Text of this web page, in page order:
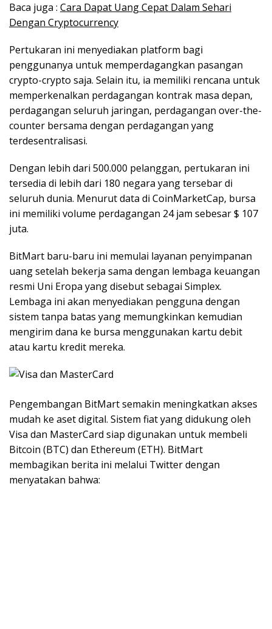
Baca juga : Cara Dapat Uang Cepat Dalam Sehari
Dengan Cryptocurrency
Pertukaran ini menyediakan platform bagi
penggunanya untuk memperdagangkan pasangan
crypto-crypto saja. Selain itu, ia memiliki rencana untuk
memperkenalkan perdagangan kontrak masa depan,
perdagangan seluruh jaringan, perdagangan over-the-
counter bersama dengan perdagangan yang
terdesentralisasi.
Dengan lebih dari 500.000 pelanggan, pertukaran ini
tersedia di lebih dari 180 negara yang tersebar di
seluruh dunia. Menurut data di CoinMarketCap, bursa
ini memiliki volume perdagangan 24 jam sebesar $ 107
juta.
BitMart baru-baru ini memulai layanan penyimpanan
uang setelah bekerja sama dengan lembaga keuangan
resmi Uni Eropa yang disebut sebagai Simplex.
Lembaga ini akan menyediakan pengguna dengan
sistem tanpa batas yang memungkinkan kemudian
mengirim dana ke bursa menggunakan kartu debit
atau kartu kredit mereka.
Pengembangan BitMart semakin meningkatkan akses
mudah ke aset digital. Sistem fiat yang didukung oleh
Visa dan MasterCard siap digunakan untuk membeli
Bitcoin (BTC) dan Ethereum (ETH). BitMart
membagikan berita ini melalui Twitter dengan
menyatakan bahwa: